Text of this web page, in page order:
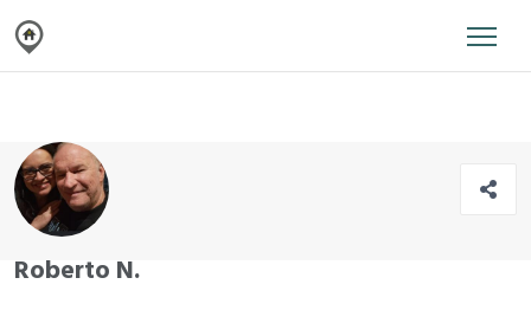
Roberto N.